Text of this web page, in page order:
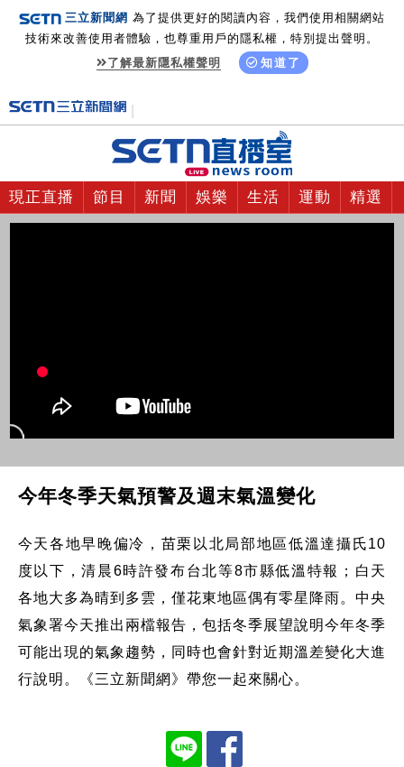
三立新聞網 為了提供更好的閱讀內容，我們使用相關網站
技術來改善使用者體驗，也尊重用戶的隱私權，特別提出聲明。
了解最新隱私權聲明
知道了
現正直播 節目 新聞 娛樂 生活 運動 精選
今年冬季天氣預警及週末氣溫變化
今天各地早晚偏冷，苗栗以北局部地區低溫達攝氏10
度以下，清晨6時許發布台北等8市縣低溫特報；白天
各地大多為晴到多雲，僅花東地區偶有零星降雨。中央
氣象署今天推出兩檔報告，包括冬季展望說明今年冬季
可能出現的氣象趨勢，同時也會針對近期溫差變化大進
行說明。《三立新聞網》帶您一起來關心。